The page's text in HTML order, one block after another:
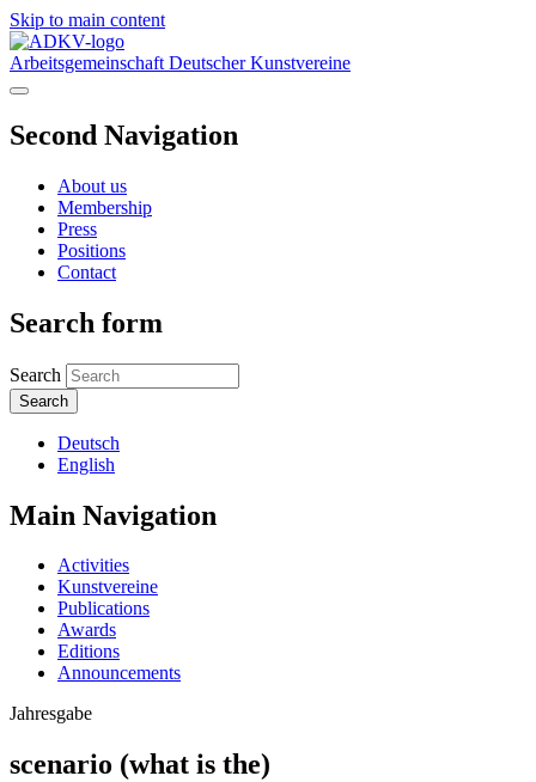
Skip to main content
Arbeitsgemeinschaft Deutscher Kunstvereine
Second Navigation
About us
Membership
Press
Positions
Contact
Search form
Search
Deutsch
English
Main Navigation
Activities
Kunstvereine
Publications
Awards
Editions
Announcements
Jahresgabe
scenario (what is the)